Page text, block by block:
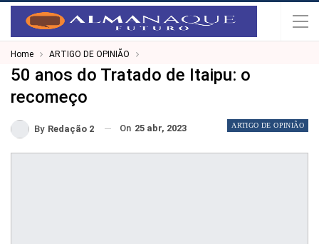
Home ARTIGO DE OPINIÃO
50 anos do Tratado de Itaipu: o
recomeço
ARTIGO DE OPINIÃO
By Redação 2 On 25 abr, 2023